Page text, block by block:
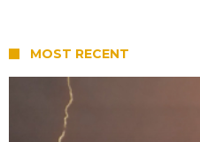
MOST RECENT